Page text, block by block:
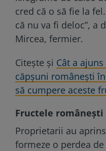
cred că o să fie la
că nu va fi deloc”, a
Mircea, fermier.
Citește și Cât a
căpșuni românești
să cumpere aceste
Fructele
Proprietarii au
formeze o perdea